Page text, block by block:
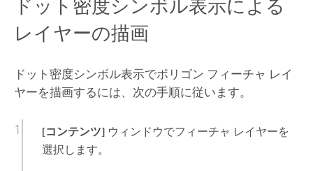
ドット密度シンボル表示による
レイヤーの描画
ドット密度シンボル表示でポリゴン フィーチャ レイ
ヤーを描画するには、次の手順に従います。
[コンテンツ]ウィンドウでフィーチャ レイヤーを
選択します。